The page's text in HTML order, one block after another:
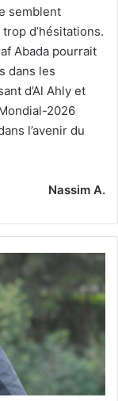
semblent
d’hésitations.
Abada pourrait
dans les
d’Al Ahly et
2026
l’avenir du
Nassim A.